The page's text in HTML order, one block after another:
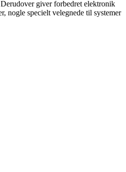
giver forbedret elektronik
nogle specielt velegnede til systemer